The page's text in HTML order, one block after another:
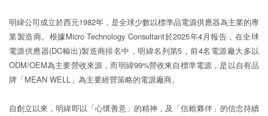
明緯公司成立於西元1982年，是全球少數以標準品電源供應器為主業的專
業製造商。根據Micro Technology Consultant於2025年4月報告，在全球
電源供應器(DC輸出)製造商排名中，明緯名列第5，前4名電源廠大多以
ODM/OEM為主要營收來源，而明緯99%營收來自標準電源，是以自有品
牌「MEAN WELL」為主要經營策略的電源廠商。
自創立以來，明緯即以「心懷善意」的精神，及「信賴夥伴」的信念持續